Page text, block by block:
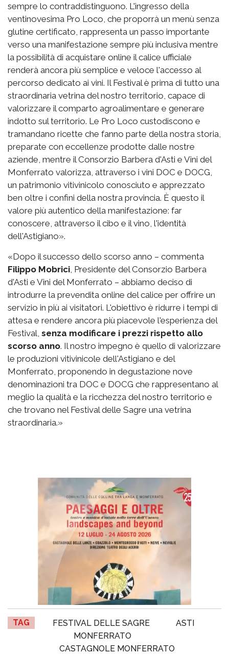
sempre lo contraddistinguono. L'ingresso della
ventinovesima Pro Loco, che proporrà un menù senza
glutine certificato, rappresenta un passo importante
verso una manifestazione sempre più inclusiva mentre
la possibilità di acquistare online il calice ufficiale
renderà ancora più semplice e veloce l'accesso al
percorso dedicato ai vini. Il Festival è prima di tutto una
straordinaria vetrina del nostro territorio, capace di
valorizzare il comparto agroalimentare e generare
indotto sul territorio. Le Pro Loco custodiscono e
tramandano ricette che fanno parte della nostra storia,
preparate con eccellenze prodotte dalle nostre
aziende, mentre il Consorzio Barbera d'Asti e Vini del
Monferrato valorizza, attraverso i vini DOC e DOCG,
un patrimonio vitivinicolo conosciuto e apprezzato
ben oltre i confini della nostra provincia. È questo il
valore più autentico della manifestazione: far
conoscere, attraverso il cibo e il vino, l'identità
dell'Astigiano».
«Dopo il successo dello scorso anno – commenta
Filippo Mobrici, Presidente del Consorzio Barbera
d'Asti e Vini del Monferrato – abbiamo deciso di
introdurre la prevendita online del calice per offrire un
servizio in più ai visitatori. L'obiettivo è ridurre i tempi di
attesa e rendere ancora più piacevole l'esperienza del
Festival, senza modificare i prezzi rispetto allo
scorso anno. Il nostro impegno è quello di valorizzare
le produzioni vitivinicole dell'Astigiano e del
Monferrato, proponendo in degustazione nove
denominazioni tra DOC e DOCG che rappresentano al
meglio la qualità e la ricchezza del nostro territorio e
che trovano nel Festival delle Sagre una vetrina
straordinaria.»
TAG FESTIVAL DELLE SAGRE
ASTI
MONFERRATO
CASTAGNOLE MONFERRATO